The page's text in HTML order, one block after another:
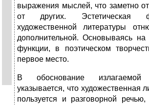
выражения мыслей, что заметно
от других. Эстетическая
художественной литературы
дополнительной. Основываясь на
функции, в поэтическом
первое место.
В обоснование
указывается, что художественная
пользуется и разговорной